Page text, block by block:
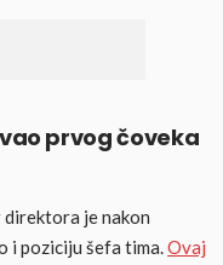
prvog čoveka
je nakon
i poziciju šefa tima.Ovaj